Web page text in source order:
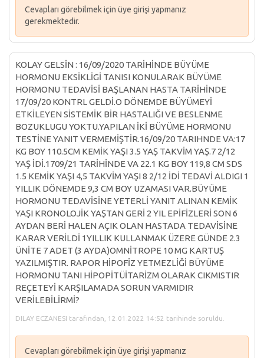
Cevapları görebilmek için üye girişi yapmanız
gerekmektedir.
KOLAY GELSİN : 16/09/2020 TARİHİNDE BÜYÜME
HORMONU EKSİKLİGİ TANISI KONULARAK BÜYÜME
HORMONU TEDAVİSİ BAŞLANAN HASTA TARİHİNDE
17/09/20 KONTRL GELDİ.O DÖNEMDE BÜYÜMEYİ
ETKİLEYEN SİSTEMİK BİR HASTALIĞI VE BESLENME
BOZUKLUGU YOKTU.YAPILAN İKİ BÜYÜME HORMONU
TESTİNE YANIT VERMEMİŞTİR.16/09/20 TARIHNDE VA:17
KG BOY 110.5CM KEMİK YAŞI 3.5 YAŞ TAKVİM YAŞ.7 2/12
YAŞ İDİ.1709/21 TARİHİNDE VA 22.1 KG BOY 119,8 CM SDS
1.5 KEMİK YAŞI 4,5 TAKVİM YAŞI 8 2/12 İDİ TEDAVİ ALDIGI 1
YILLIK DÖNEMDE 9,3 CM BOY UZAMASI VAR.BÜYÜME
HORMONU TEDAVİSİNE YETERLİ YANIT ALINAN KEMİK
YAŞI KRONOLOJİK YAŞTAN GERİ 2 YIL EPİFİZLERİ SON 6
AYDAN BERİ HALEN AÇIK OLAN HASTADA TEDAVİSİNE
KARAR VERİLDİ 1YILLIK KULLANMAK ÜZERE GÜNDE 2.3
ÜNİTE 7 ADET (3 AYDA)OMNİTROPE 10 MG KARTUŞ
YAZILMIŞTIR. RAPOR HİPOFİZ YETMEZLİĞİ BÜYÜME
HORMONU TANI HİPOPİTÜİTARİZM OLARAK CIKMISTIR
REÇETEYİ KARŞILAMADA SORUN VARMIDIR
VERİLEBİLİRMİ?
DILAY ECZANESI tarafından, 12.01.2022 14:52 tarihinde soruldu.
Cevapları görebilmek için üye girişi yapmanız